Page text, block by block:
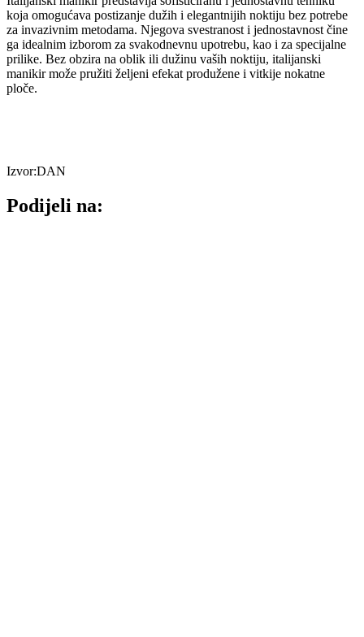
koja omogućava postizanje dužih i elegantnijih noktiju bez potrebe
za invazivnim metodama. Njegova svestranost i jednostavnost čine
ga idealnim izborom za svakodnevnu upotrebu, kao i za specijalne
prilike. Bez obzira na oblik ili dužinu vaših noktiju, italijanski
manikir može pružiti željeni efekat produžene i vitkije nokatne
ploče.
Izvor:DAN
Podijeli na: